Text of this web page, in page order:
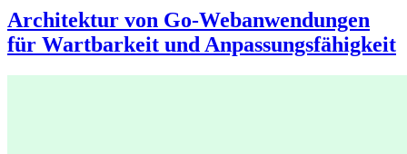
Architektur von Go-Webanwendungen
für Wartbarkeit und Anpassungsfähigkeit